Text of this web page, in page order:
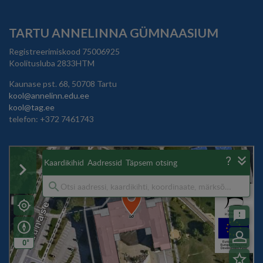
TARTU ANNELINNA GÜMNAASIUM
Registreerimiskood 75006925
Koolitusluba 2833HTM
Kaunase pst. 68, 50708 Tartu
kool@annelinn.edu.ee
kool@tag.ee
telefon: +372 7461743